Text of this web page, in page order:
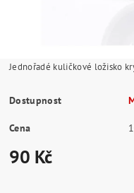
Jednořadé kuličkové ložisko
Dostupnost
Cena
90 Kč